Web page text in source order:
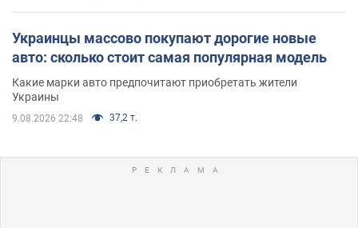
Украинцы массово покупают дорогие новые
авто: сколько стоит самая популярная модель
Какие марки авто предпочитают приобретать жители
Украины
9.08.2026 22:48 37,2 т.